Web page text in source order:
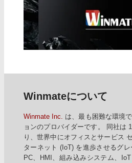
Winmateについて
Winmate Inc. は、最も困難な環境
ョンのプロバイダーです。 同社は
り、世界中にオフィスとサービス
ターネット (IoT) を進歩させるグ
PC、HMI、組み込みシステム、